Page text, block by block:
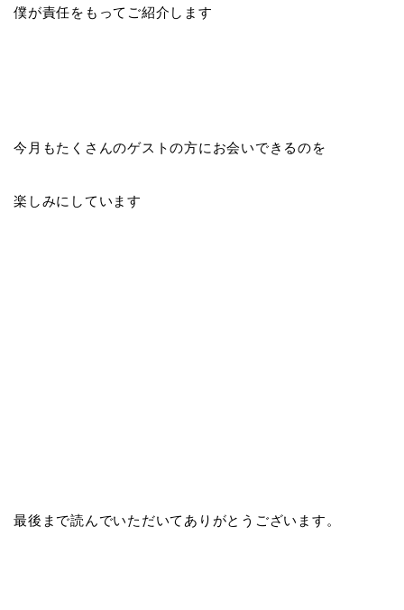
僕が責任をもってご紹介します
今月もたくさんのゲストの方にお会いできるのを
楽しみにしています
最後まで読んでいただいてありがとうございます。